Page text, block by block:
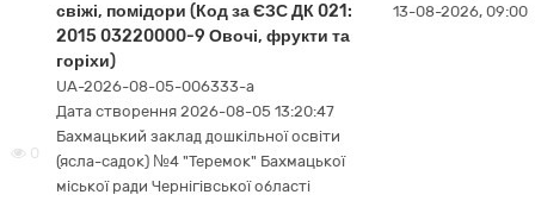
0
свіжі, помідори (Код за ЄЗС ДК 021:
2015 03220000-9 Овочі, фрукти та
горіхи)
UA-2026-08-05-006333-a
Дата створення 2026-08-05 13:20:47
Бахмацький заклад дошкільної освіти
(ясла-садок) №4 "Теремок" Бахмацької
міської ради Чернігівської області
13-08-2026, 09:00